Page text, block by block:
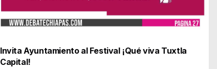
Invita Ayuntamiento al Festival ¡Qué viva Tuxtla
Capital!